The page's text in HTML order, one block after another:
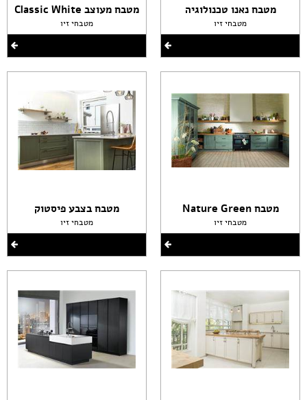
מטבח נאנו טכנולוגיה
מטבחי זיו
מטבח Nature Green
מטבחי זיו
מטבח מעוצב Classic White
מטבחי זיו
מטבח בצבע פיסטוק
מטבחי זיו